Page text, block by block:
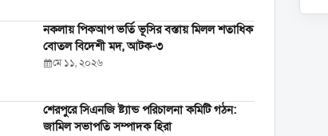
নকলায় পিকআপ ভর্তি ভূসির বস্তায় মিলল শতাধিক
বোতল বিদেশী মদ, আটক-৩
মে ১১, ২০২৬
শেরপুরে সিএনজি ষ্ট্যান্ড পরিচালনা কমিটি গঠন:
জামিল সভাপতি সম্পাদক হিরা